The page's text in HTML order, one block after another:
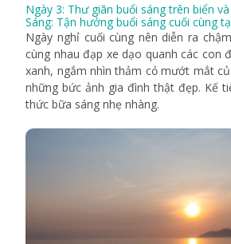
Ngày 3: Thư giãn buổi sáng trên biển
Sáng: Tận hưởng buổi sáng cuối cùng
Ngày nghỉ cuối cùng nên diễn ra
cùng nhau đạp xe dạo quanh các con
xanh, ngắm nhìn thảm cỏ mướt mắt
những bức ảnh gia đình thật đẹp. Kế
thức bữa sáng nhẹ nhàng.